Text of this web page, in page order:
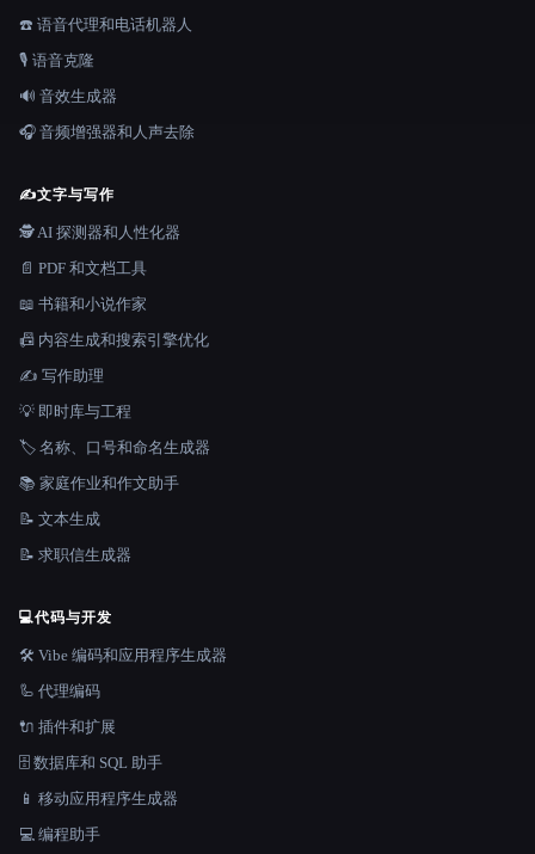
☎️ 语音代理和电话机器人
🎙️ 语音克隆
🔊 音效生成器
🎧 音频增强器和人声去除
✍️文字与写作
🕵️ AI 探测器和人性化器
📄 PDF 和文档工具
📖 书籍和小说作家
📠 内容生成和搜索引擎优化
✍️ 写作助理
💡 即时库与工程
🏷️ 名称、口号和命名生成器
📚 家庭作业和作文助手
📝 文本生成
📝 求职信生成器
💻代码与开发
🛠️ Vibe 编码和应用程序生成器
🦾 代理编码
🔌 插件和扩展
🗄️ 数据库和 SQL 助手
📱 移动应用程序生成器
💻 编程助手